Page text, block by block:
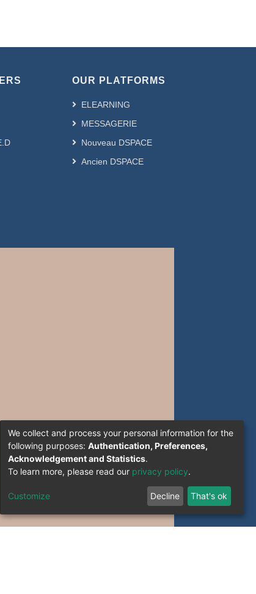
OUR PLATFORMS
ELEARNING
MESSAGERIE
Nouveau DSPACE
Ancien DSPACE
We collect and process your personal information for the
following purposes: Authentication, Preferences,
Acknowledgement and Statistics.
To learn more, please read our privacy policy.
Customize Decline That's ok